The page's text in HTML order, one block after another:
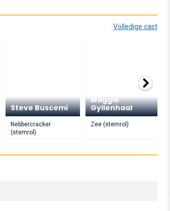
Volledige cast
Steve Buscemi
Nebbercracker
(stemrol)
Maggie
Gyllenhaal
Zee (stemrol)